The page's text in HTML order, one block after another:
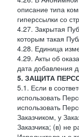
описание типа
гиперссылки со
4.27. Закрытая
которым такая
4.28. Единица
4.29. Акты об
дата добавления
5. ЗАЩИТА
5.1. Если в
использовать
использовать
Заказчиком, у
Заказчика; (в) не